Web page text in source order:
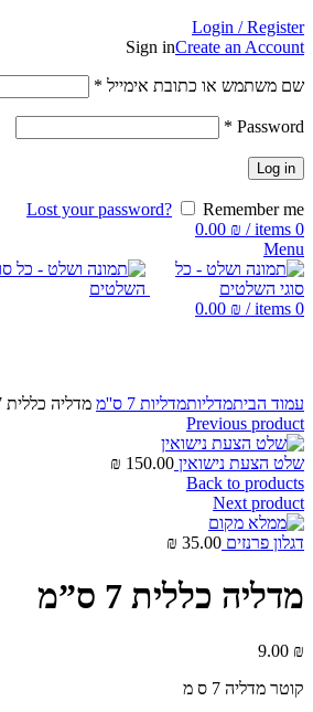
Login / Register
Sign inCreate an Account
שם משתמש או כתובת אימייל *
Password
*
Log in
Lost your password?
Remember me
0
items
/
0.00 ₪
Menu
0
items
/
0.00 ₪
עמוד הביתמדליותמדליות 7 ס''מ
מדליה כללית 7 ס”מ
Previous product
שלט הצעת נישואין 150.00
₪
Back to products
Next product
דגלון פרנזים 35.00
₪
מדליה כללית 7 ס”מ
9.00 ₪
קוטר מדליה 7 ס מ